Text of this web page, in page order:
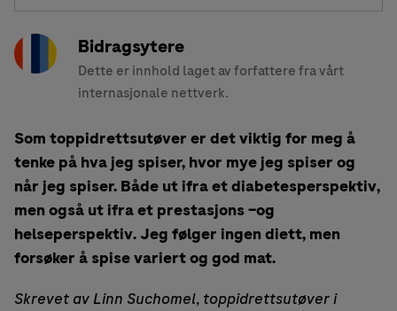
Bidragsytere
Dette er innhold laget av forfattere fra vårt
internasjonale nettverk.
Som toppidrettsutøver er det viktig for meg å
tenke på hva jeg spiser, hvor mye jeg spiser og
når jeg spiser. Både ut ifra et diabetesperspektiv,
men også ut ifra et prestasjons –og
helseperspektiv. Jeg følger ingen diett, men
forsøker å spise variert og god mat.
Skrevet av Linn Suchomel, toppidrettsutøver i